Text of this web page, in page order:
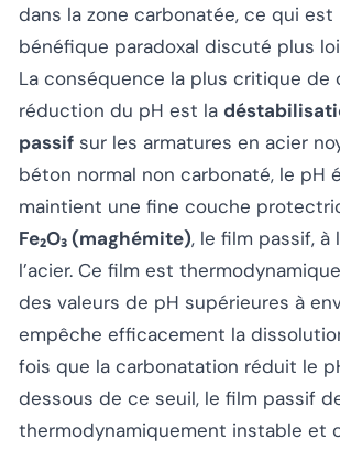
dans la zone carbonatée, ce qui
bénéfique paradoxal discuté plus
La conséquence la plus critique de
réduction du pH est la
passif sur les armatures en acier
béton normal non carbonaté, le pH
maintient une fine couche
Fe₂O₃ (maghémite), le film passif, à
l’acier. Ce film est
des valeurs de pH supérieures à
empêche efficacement la
fois que la carbonatation réduit le
dessous de ce seuil, le film passif
thermodynamiquement instable et